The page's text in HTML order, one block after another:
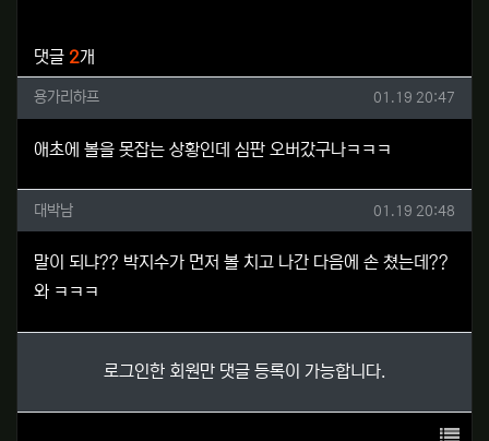
댓글 2개
용가리하프님의 댓글
용가리하프 작성일
01.19 20:47
애초에 볼을 못잡는 상황인데 심판 오버갔구나ㅋㅋㅋ
대박남님의 댓글
대박남 작성일
01.19 20:48
말이 되냐?? 박지수가 먼저 볼 치고 나간 다음에 손 쳤는데??
와 ㅋㅋㅋ
로그인한 회원만 댓글 등록이 가능합니다.
목록